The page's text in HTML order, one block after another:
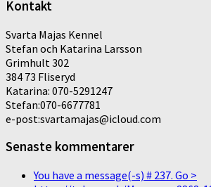
Kontakt
Svarta Majas Kennel
Stefan och Katarina Larsson
Grimhult 302
384 73 Fliseryd
Katarina: 070-5291247
Stefan:070-6677781
e-post:svartamajas@icloud.com
Senaste kommentarer
You have a message(-s) # 237. Go >